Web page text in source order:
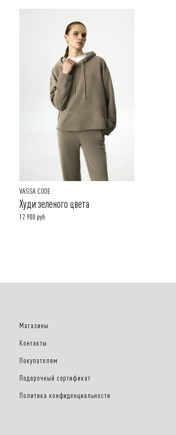
VASSA CODE
Худи зеленого цвета
12 900 руб.
Магазины
Контакты
Покупателям
Подарочный сертификат
Политика конфиденциальности